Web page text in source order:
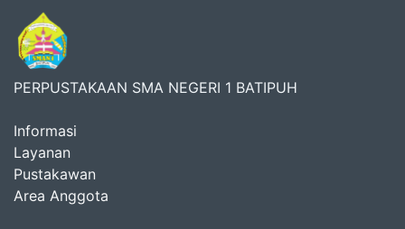
PERPUSTAKAAN SMA NEGERI 1 BATIPUH
Informasi
Layanan
Pustakawan
Area Anggota